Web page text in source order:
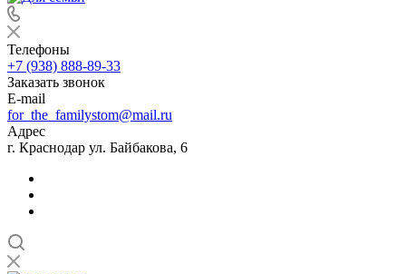
Телефоны
+7 (938) 888-89-33
Заказать звонок
E-mail
for_the_familystom@mail.ru
Адрес
г. Краснодар ул. Байбакова, 6